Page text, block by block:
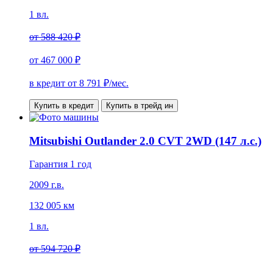
1 вл.
от588 420 ₽
от 467 000 ₽
в кредит от 8 791 ₽/мес.
Купить в кредит Купить в трейд ин
Mitsubishi Outlander 2.0 CVT 2WD (147 л.с.)
Гарантия 1 год
2009 г.в.
132 005 км
1 вл.
от594 720 ₽